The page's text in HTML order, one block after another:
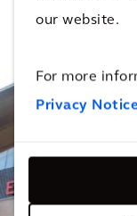
our website.
For more
Privacy